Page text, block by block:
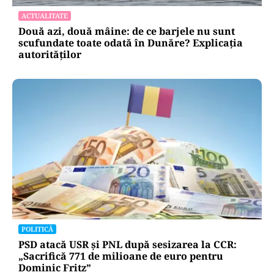
ACTUALITATE
Două azi, două mâine: de ce barjele nu sunt
scufundate toate odată în Dunăre? Explicația
autorităților
POLITICĂ
PSD atacă USR și PNL după sesizarea la CCR:
„Sacrifică 771 de milioane de euro pentru
Dominic Fritz”